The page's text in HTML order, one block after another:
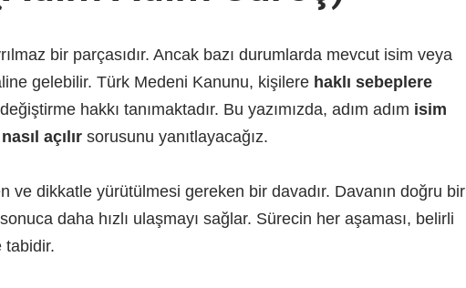
bir parçasıdır. Ancak bazı durumlarda mevcut isim veya
gelebilir. Türk Medeni Kanunu, kişilere haklı sebeplere
hakkı tanımaktadır. Bu yazımızda, adım adım isim
açılır sorusunu yanıtlayacağız.
ve dikkatle yürütülmesi gereken bir davadır. Davanın doğru bir
daha hızlı ulaşmayı sağlar. Sürecin her aşaması, belirli
tabidir.